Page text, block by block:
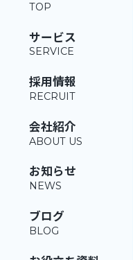
サービス
採用情報
会社紹介
お知らせ
ブログ